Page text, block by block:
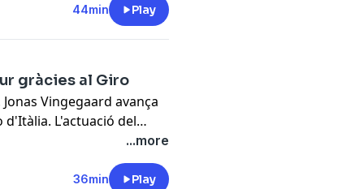
Flecha analitzem
Tour més fort que mai. I
una etapa a la
44min Play
gràcies al Giro
Vingegaard avança
L'actuació del
lo de cara al Tour
que està oferint,
detallem amb Joan
...more
36min Play